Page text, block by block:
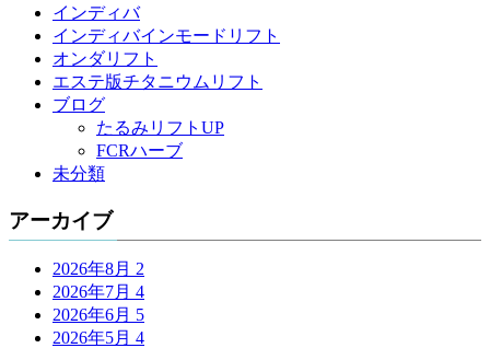
インディバ
インディバインモードリフト
オンダリフト
エステ版チタニウムリフト
ブログ
たるみリフトUP
FCRハーブ
未分類
アーカイブ
2026年8月 2
2026年7月 4
2026年6月 5
2026年5月 4